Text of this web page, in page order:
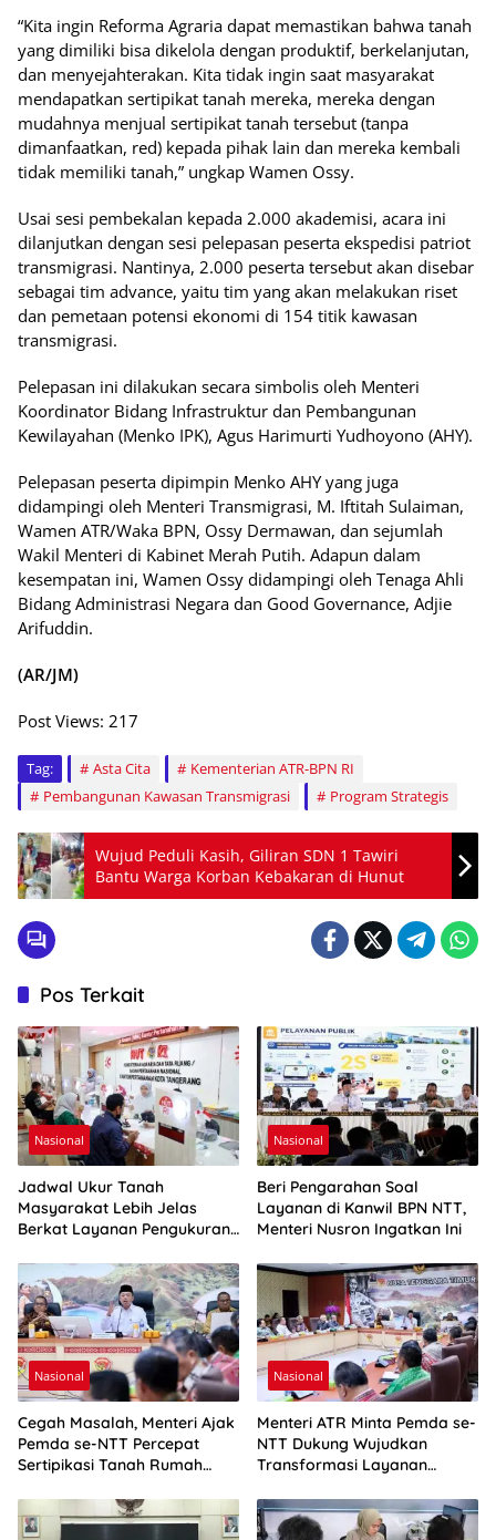
“Kita ingin Reforma Agraria dapat memastikan bahwa tanah
yang dimiliki bisa dikelola dengan produktif, berkelanjutan,
dan menyejahterakan. Kita tidak ingin saat masyarakat
mendapatkan sertipikat tanah mereka, mereka dengan
mudahnya menjual sertipikat tanah tersebut (tanpa
dimanfaatkan, red) kepada pihak lain dan mereka kembali
tidak memiliki tanah,” ungkap Wamen Ossy.
Usai sesi pembekalan kepada 2.000 akademisi, acara ini
dilanjutkan dengan sesi pelepasan peserta ekspedisi patriot
transmigrasi. Nantinya, 2.000 peserta tersebut akan disebar
sebagai tim advance, yaitu tim yang akan melakukan riset
dan pemetaan potensi ekonomi di 154 titik kawasan
transmigrasi.
Pelepasan ini dilakukan secara simbolis oleh Menteri
Koordinator Bidang Infrastruktur dan Pembangunan
Kewilayahan (Menko IPK), Agus Harimurti Yudhoyono (AHY).
Pelepasan peserta dipimpin Menko AHY yang juga
didampingi oleh Menteri Transmigrasi, M. Iftitah Sulaiman,
Wamen ATR/Waka BPN, Ossy Dermawan, dan sejumlah
Wakil Menteri di Kabinet Merah Putih. Adapun dalam
kesempatan ini, Wamen Ossy didampingi oleh Tenaga Ahli
Bidang Administrasi Negara dan Good Governance, Adjie
Arifuddin.
(AR/JM)
Post Views: 217
Tag: Asta Cita
Kementerian ATR-BPN RI
Pembangunan Kawasan Transmigrasi
Program Strategis
Wujud Peduli Kasih, Giliran SDN 1 Tawiri
Bantu Warga Korban Kebakaran di Hunut
Pos Terkait
Nasional
Jadwal Ukur Tanah
Masyarakat Lebih Jelas
Berkat Layanan Pengukuran
Nasional
Beri Pengarahan Soal
Layanan di Kanwil BPN NTT,
Menteri Nusron Ingatkan Ini
Nasional
Cegah Masalah, Menteri Ajak
Pemda se-NTT Percepat
Sertipikasi Tanah Rumah
Nasional
Menteri ATR Minta Pemda se-
NTT Dukung Wujudkan
Transformasi Layanan